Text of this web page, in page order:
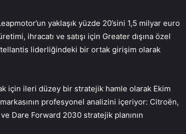
yaklaşık yüzde 20’sini 1,5 milyar euro
ihracatı ve satışı için Greater dışına özel
liderliğindeki bir ortak girişim olarak
için ileri düzey bir stratejik hamle olarak Ekim
markasının profesyonel analizini içeriyor: Citroën,
Dare Forward 2030 stratejik planının